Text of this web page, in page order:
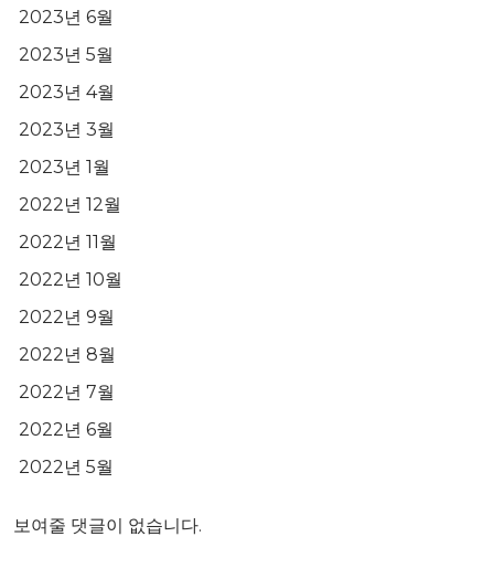
2023년 6월
2023년 5월
2023년 4월
2023년 3월
2023년 1월
2022년 12월
2022년 11월
2022년 10월
2022년 9월
2022년 8월
2022년 7월
2022년 6월
2022년 5월
보여줄 댓글이 없습니다.